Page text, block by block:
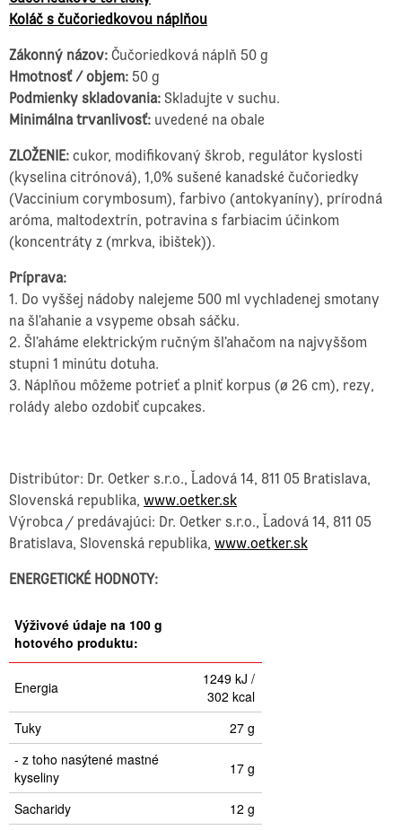
Koláč s čučoriedkovou náplňou
Zákonný názov: Čučoriedková náplň 50 g
Hmotnosť ∕ objem: 50 g
Podmienky skladovania: Skladujte v suchu.
Minimálna trvanlivosť: uvedené na obale
ZLOŽENIE: cukor, modifikovaný škrob, regulátor kyslosti
(kyselina citrónová), 1,0% sušené kanadské čučoriedky
(Vaccinium corymbosum), farbivo (antokyaníny), prírodná
aróma, maltodextrín, potravina s farbiacim účinkom
(koncentráty z (mrkva, ibištek)).
Príprava:
1. Do vyššej nádoby nalejeme 500 ml vychladenej smotany
na šľahanie a vsypeme obsah sáčku.
2. Šľaháme elektrickým ručným šľahačom na najvyššom
stupni 1 minútu dotuha.
3. Náplňou môžeme potrieť a plniť korpus (ø 26 cm), rezy,
rolády alebo ozdobiť cupcakes.
Distribútor: Dr. Oetker s.r.o., Ľadová 14, 811 05 Bratislava,
Slovenská republika, www.oetker.sk
Výrobca / predávajúci: Dr. Oetker s.r.o., Ľadová 14, 811 05
Bratislava, Slovenská republika, www.oetker.sk
ENERGETICKÉ HODNOTY:
Výživové údaje na 100 g
hotového produktu:
Energia
1249 kJ /
302 kcal
Tuky
27 g
- z toho nasýtené mastné
kyseliny
17 g
Sacharidy
12 g